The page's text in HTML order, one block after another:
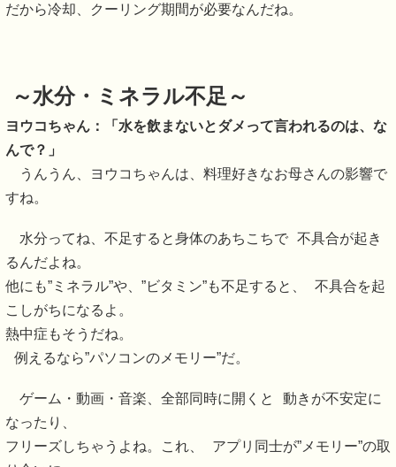
だから冷却、クーリング期間が必要なんだね。
～水分・ミネラル不足～
ヨウコちゃん：「水を飲まないとダメって言われるのは、な
んで？」
うんうん、ヨウコちゃんは、料理好きなお母さんの影響で
すね。
水分ってね、不足すると身体のあちこちで 不具合が起き
るんだよね。
他にも”ミネラル”や、”ビタミン”も不足すると、 不具合を起
こしがちになるよ。
熱中症もそうだね。
例えるなら”パソコンのメモリー”だ。
ゲーム・動画・音楽、全部同時に開くと 動きが不安定に
なったり、
フリーズしちゃうよね。これ、 アプリ同士が”メモリー”の取